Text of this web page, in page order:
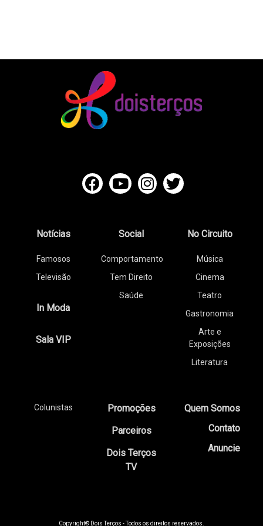
Notícias
Famosos
Televisão
In Moda
Sala VIP
Social
Comportamento
Tem Direito
Saúde
No Circuito
Música
Cinema
Teatro
Gastronomia
Arte e
Exposições
Literatura
Colunistas
Promoções
Parceiros
Dois Terços
TV
Quem Somos
Contato
Anuncie
Copyright© Dois Terços - Todos os direitos reservados.